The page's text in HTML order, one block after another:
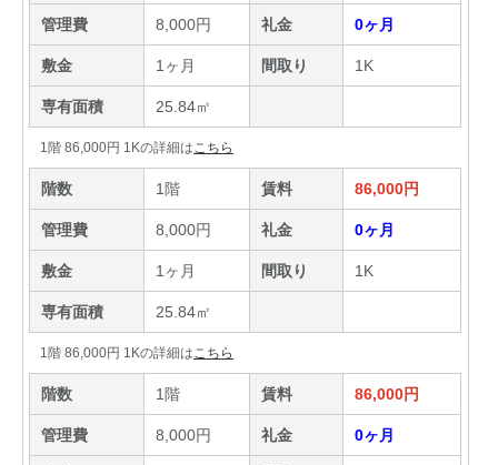
管理費 8,000円 礼金 0ヶ月
敷金 1ヶ月 間取り 1K
専有面積 25.84㎡
1階 86,000円 1Kの詳細は こちら
階数 1階 賃料 86,000円
管理費 8,000円 礼金 0ヶ月
敷金 1ヶ月 間取り 1K
専有面積 25.84㎡
1階 86,000円 1Kの詳細は こちら
階数 1階 賃料 86,000円
管理費 8,000円 礼金 0ヶ月